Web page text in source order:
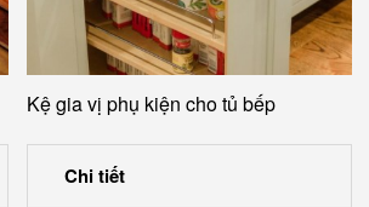
Kệ gia vị phụ kiện cho tủ bếp
Chi tiết